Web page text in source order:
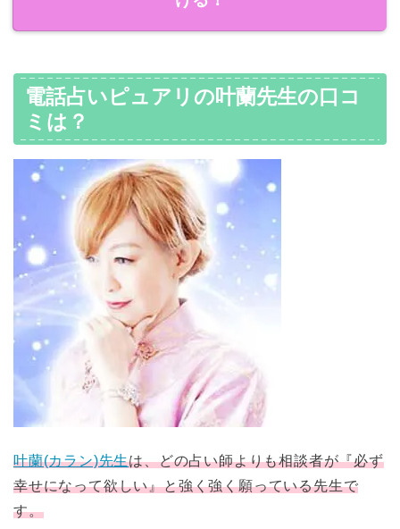
電話占いピュアリの叶蘭先生の口コ
ミは？
叶蘭(カラン)先生は、どの占い師よりも相談者が『必ず
幸せになって欲しい』と強く強く願っている先生で
す。